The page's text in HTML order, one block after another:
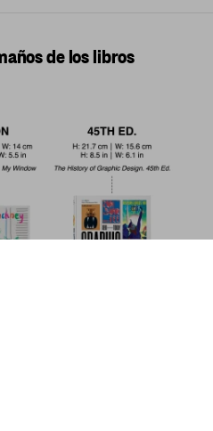
de los libros